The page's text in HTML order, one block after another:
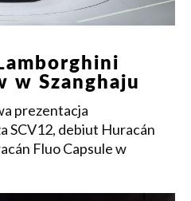
w Szanghaju
prezentacja
SCV12, debiut Huracán
Fluo Capsule w